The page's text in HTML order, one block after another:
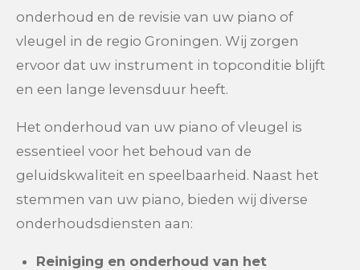
onderhoud en de revisie van uw piano of
vleugel in de regio Groningen. Wij zorgen
ervoor dat uw instrument in topconditie blijft
en een lange levensduur heeft.
Het onderhoud van uw piano of vleugel is
essentieel voor het behoud van de
geluidskwaliteit en speelbaarheid. Naast het
stemmen van uw piano, bieden wij diverse
onderhoudsdiensten aan:
Reiniging en onderhoud van het